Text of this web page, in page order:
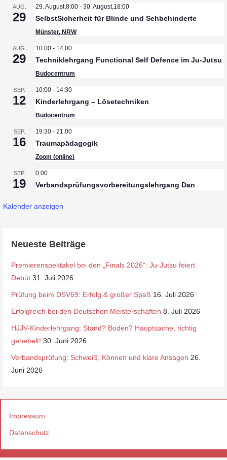
AUG.
29
29. August,8:00 -30. August,18:00
SelbstSicherheit für Blinde und Sehbehinderte
Münster, NRW
AUG.
29
10:00 - 14:00
Techniklehrgang Functional Self Defence im Ju-Jutsu
Budocentrum
SEP.
12
10:00 - 14:30
Kinderlehrgang – Lösetechniken
Budocentrum
SEP.
16
19:30 -21:00
Traumapädagogik
Zoom (online)
SEP.
19
0:00
Verbandsprüfungsvorbereitungslehrgang Dan
Kalender anzeigen
Neueste Beiträge
Premierenspektakel bei den „Finals 2026“: Ju-Jutsu feiert
Debüt 31. Juli 2026
Prüfung beim DSV69: Erfolg & großer Spaß 16. Juli 2026
Erfolgreich bei den Deutschen Meisterschaften 8. Juli 2026
HJJV-Kinderlehrgang: Stand? Boden? Hauptsache, richtig
gehebelt! 30. Juni 2026
Verbandsprüfung: Schweiß, Können und klare Ansagen 26.
Juni 2026
Impressum
Datenschutz